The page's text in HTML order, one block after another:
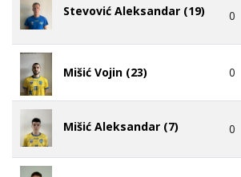
Stevović Aleksandar (19) 0
Mišić Vojin (23) 0
Mišić Aleksandar (7) 0